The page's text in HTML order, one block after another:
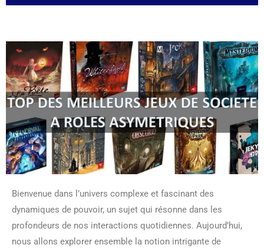
Bienvenue dans l’univers complexe et fascinant des
dynamiques de pouvoir, un sujet qui résonne dans les
profondeurs de nos interactions quotidiennes. Aujourd’hui,
nous allons explorer ensemble la notion intrigante de